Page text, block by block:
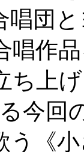
団
唱作
ち上
今回
う《